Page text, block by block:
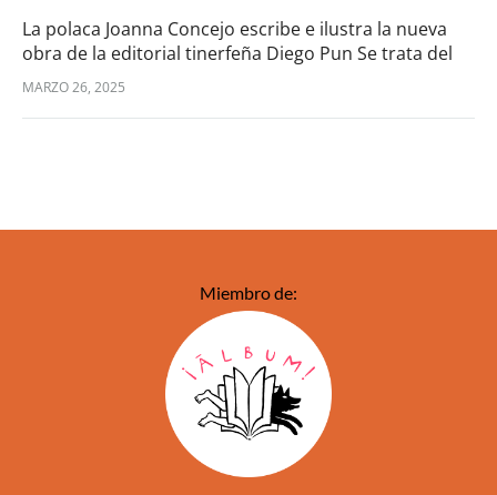
La polaca Joanna Concejo escribe e ilustra la nueva
obra de la editorial tinerfeña Diego Pun Se trata del
segundo libro que edita con Diego Pun ediciones. El
primero fue El…
MARZO 26, 2025
Miembro de: